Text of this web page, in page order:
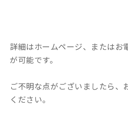
詳細はホームページ、またはお
が可能です。
ご不明な点がございましたら、
ください。